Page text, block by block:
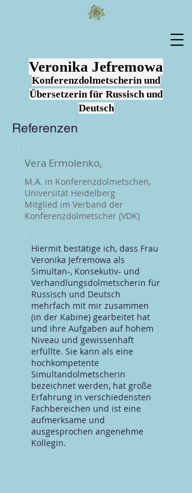
Veronika Jefremowa
Konferenzdolmetscherin und
Übersetzerin für Russisch und
Deutsch
Referenzen
Vera Ermolenko,
M.A. in Konferenzdolmetschen,
Universität Heidelberg
Mitglied im Verband der
Konferenzdolmetscher (VDK)
Hiermit bestätige ich, dass Frau
Veronika Jefremowa als
Simultan-, Konsekutiv- und
Verhandlungsdolmetscherin für
Russisch und Deutsch
mehrfach mit mir zusammen
(in der Kabine) gearbeitet hat
und ihre Aufgaben auf hohem
Niveau und gewissenhaft
erfüllte. Sie kann als eine
hochkompetente
Simultandolmetscherin
bezeichnet werden, hat große
Erfahrung in verschiedensten
Fachbereichen und ist eine
aufmerksame und
ausgesprochen angenehme
Kollegin.